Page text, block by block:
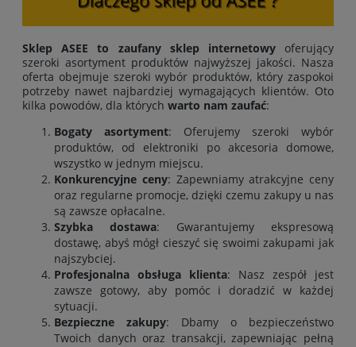
Sklep ASEE to zaufany sklep internetowyoferujący
szeroki asortyment produktów najwyższej jakości. Nasza
oferta obejmuje szeroki wybór produktów, który zaspokoi
potrzeby nawet najbardziej wymagających klientów. Oto
kilka powodów, dla których warto nam zaufać:
Bogaty asortyment: Oferujemy szeroki wybór
produktów, od elektroniki po akcesoria domowe,
wszystko w jednym miejscu.
Konkurencyjne ceny: Zapewniamy atrakcyjne ceny
oraz regularne promocje, dzięki czemu zakupy u nas
są zawsze opłacalne.
Szybka dostawa: Gwarantujemy ekspresową
dostawę, abyś mógł cieszyć się swoimi zakupami jak
najszybciej.
Profesjonalna obsługa klienta: Nasz zespół jest
zawsze gotowy, aby pomóc i doradzić w każdej
sytuacji.
Bezpieczne zakupy: Dbamy o bezpieczeństwo
Twoich danych oraz transakcji, zapewniając pełną